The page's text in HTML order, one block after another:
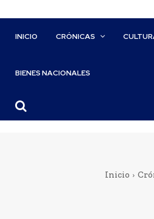
INICIO CRÓNICAS
BIENES NACIONALES
Inicio